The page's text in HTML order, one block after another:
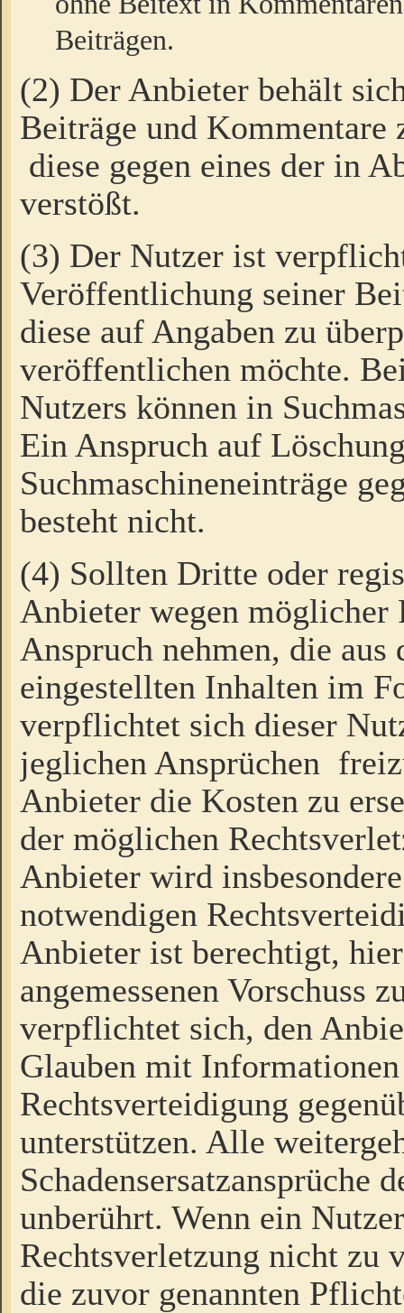
Beiträgen.
(2) Der Anbieter behält
Beiträge und Kommentare
diese gegen eines der in
verstößt.
(3) Der Nutzer ist
Veröffentlichung seiner
diese auf Angaben zu
veröffentlichen möchte.
Nutzers können in
Ein Anspruch auf
Suchmaschineneinträge
besteht nicht.
(4) Sollten Dritte oder
Anbieter wegen möglicher
Anspruch nehmen, die
eingestellten Inhalten im
verpflichtet sich dieser
jeglichen Ansprüchen
Anbieter die Kosten zu
der möglichen
Anbieter wird
notwendigen
Anbieter ist berechtigt,
angemessenen Vorschuss
verpflichtet sich, den
Glauben mit
Rechtsverteidigung
unterstützen. Alle
Schadensersatzansprüche
unberührt. Wenn ein
Rechtsverletzung nicht zu
die zuvor genannten